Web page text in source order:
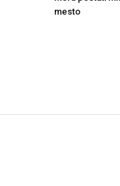
mesto